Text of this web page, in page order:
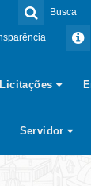
Busca
Licitações
Servidor